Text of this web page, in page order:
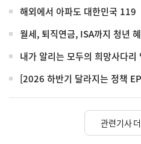
해외에서 아파도 대한민국 119
월세, 퇴직연금, ISA까지 청년
내가 알리는 모두의 희망사다리
[2026 하반기 달라지는 정책
관련기사